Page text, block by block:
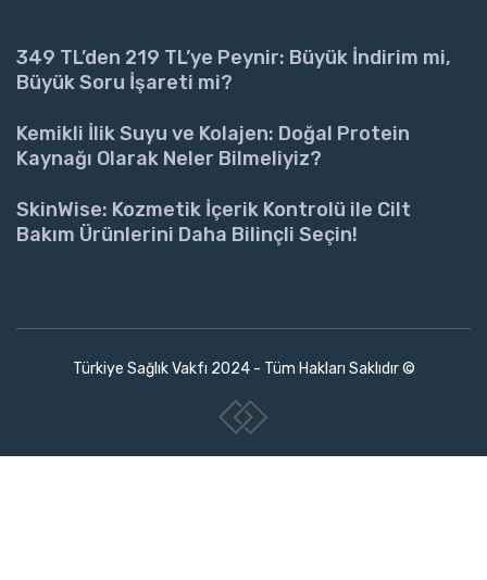
349 TL’den 219 TL’ye Peynir: Büyük İndirim mi,
Büyük Soru İşareti mi?
Kemikli İlik Suyu ve Kolajen: Doğal Protein
Kaynağı Olarak Neler Bilmeliyiz?
SkinWise: Kozmetik İçerik Kontrolü ile Cilt
Bakım Ürünlerini Daha Bilinçli Seçin!
Türkiye Sağlık Vakfı 2024 - Tüm Hakları Saklıdır ©
www.collectivepeople.com.tr